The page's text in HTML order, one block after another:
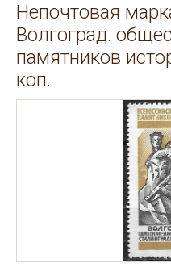
Непочтовая
Волгоград.
памятников
коп.